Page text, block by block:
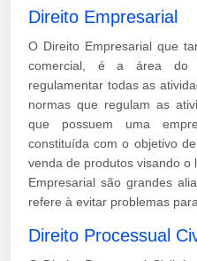
Direito Empresarial
O Direito Empresarial que
comercial, é a área do
regulamentar todas as
normas que regulam as
que possuem uma
constituída com o objetivo
venda de produtos visando o
Empresarial são grandes
refere à evitar problemas
Direito Processual